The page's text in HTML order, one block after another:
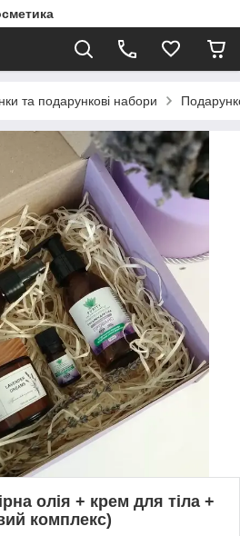
та подарункові набори
олія + крем для тіла +
комплекс)